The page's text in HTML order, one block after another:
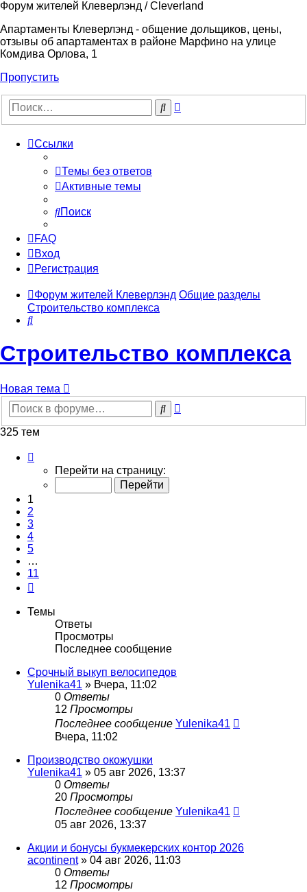
Форум жителей Клеверлэнд / Cleverland
Апартаменты Клеверлэнд - общение дольщиков, цены,
отзывы об апартаментах в районе Марфино на улице
Комдива Орлова, 1
Пропустить
Поиск
Ссылки
Темы без ответов
Активные темы
Поиск
FAQ
Вход
Регистрация
Форум жителей Клеверлэнд Общие разделы
Строительство комплекса
Поиск
Строительство комплекса
Новая тема
Поиск
325 тем
11
Перейти на страницу:
1
2
3
4
5
…
11
Темы
Ответы
Просмотры
Последнее сообщение
Срочный выкуп велосипедов
Yulenika41 » Вчера, 11:02
0 Ответы
12 Просмотры
Последнее сообщение Yulenika41
Вчера, 11:02
Производство окожушки
Yulenika41 » 05 авг 2026, 13:37
0 Ответы
20 Просмотры
Последнее сообщение Yulenika41
05 авг 2026, 13:37
Акции и бонусы букмекерских контор 2026
acontinent» 04 авг 2026, 11:03
0 Ответы
12 Просмотры